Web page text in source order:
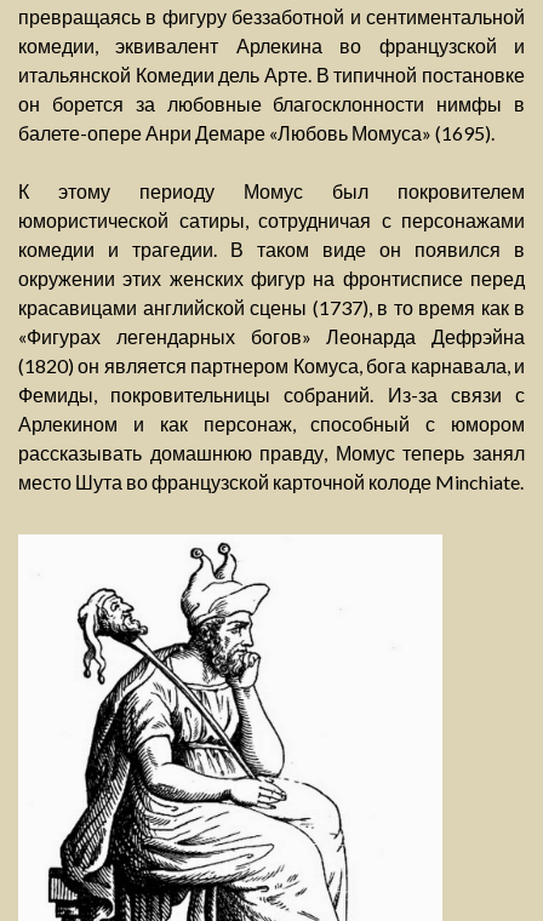
превращаясь в фигуру беззаботной и сентиментальной
комедии, эквивалент Арлекина во французской и
итальянской Комедии дель Арте. В типичной постановке
он борется за любовные благосклонности нимфы в
балете-опере Анри Демаре «Любовь Момуса» (1695).
К этому периоду Момус был покровителем
юмористической сатиры, сотрудничая с персонажами
комедии и трагедии. В таком виде он появился в
окружении этих женских фигур на фронтисписе перед
красавицами английской сцены (1737), в то время как в
«Фигурах легендарных богов» Леонарда Дефрэйна
(1820) он является партнером Комуса, бога карнавала, и
Фемиды, покровительницы собраний. Из-за связи с
Арлекином и как персонаж, способный с юмором
рассказывать домашнюю правду, Момус теперь занял
место Шута во французской карточной колоде Minchiate.